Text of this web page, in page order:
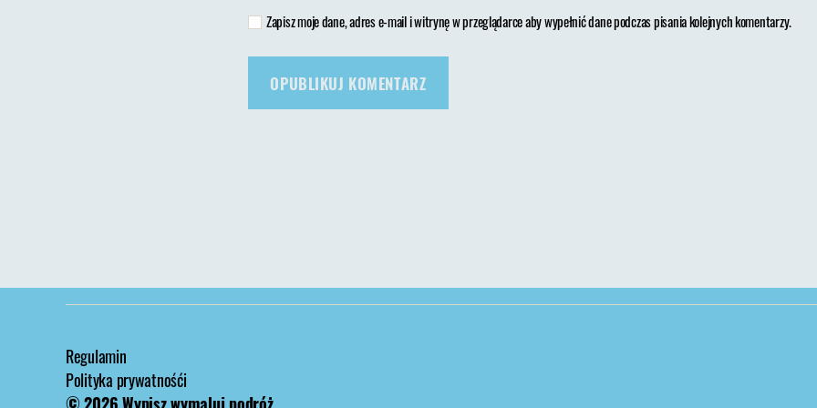
Zapisz moje dane, adres e-mail i witrynę w przeglądarce aby wypełnić dane podczas pisania kolejnych komentarzy.
Regulamin
Polityka prywatnośći